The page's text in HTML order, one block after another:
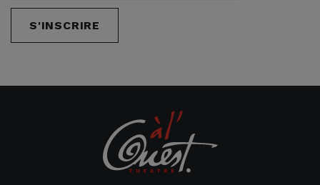
S'INSCRIRE